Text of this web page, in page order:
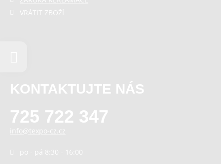
VRÁTIT ZBOŽÍ
KONTAKTUJTE NÁS
725 722 347
info@texpo-cz.cz
po - pá 8:30 - 16:00